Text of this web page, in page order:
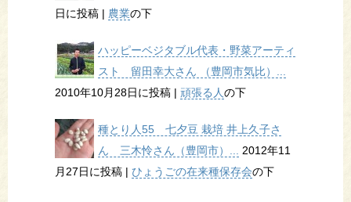
日に投稿 | 農業の下
ハッピーベジタブル代表・野菜アーティ
スト 留田幸大さん （豊岡市気比）...
2010年10月28日に投稿 | 頑張る人の下
種とり人55 七夕豆 栽培 井上久子さ
ん 三木怜さん（豊岡市）... 2012年11
月27日に投稿 | ひょうごの在来種保存会の下